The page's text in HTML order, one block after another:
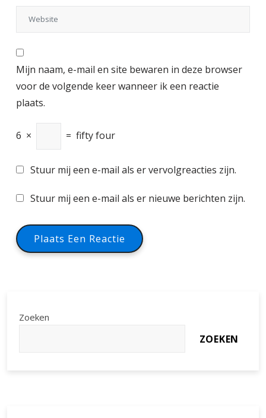
Mijn naam, e-mail en site bewaren in deze browser
voor de volgende keer wanneer ik een reactie
plaats.
6 × = fifty four
Stuur mij een e-mail als er vervolgreacties zijn.
Stuur mij een e-mail als er nieuwe berichten zijn.
Zoeken
ZOEKEN